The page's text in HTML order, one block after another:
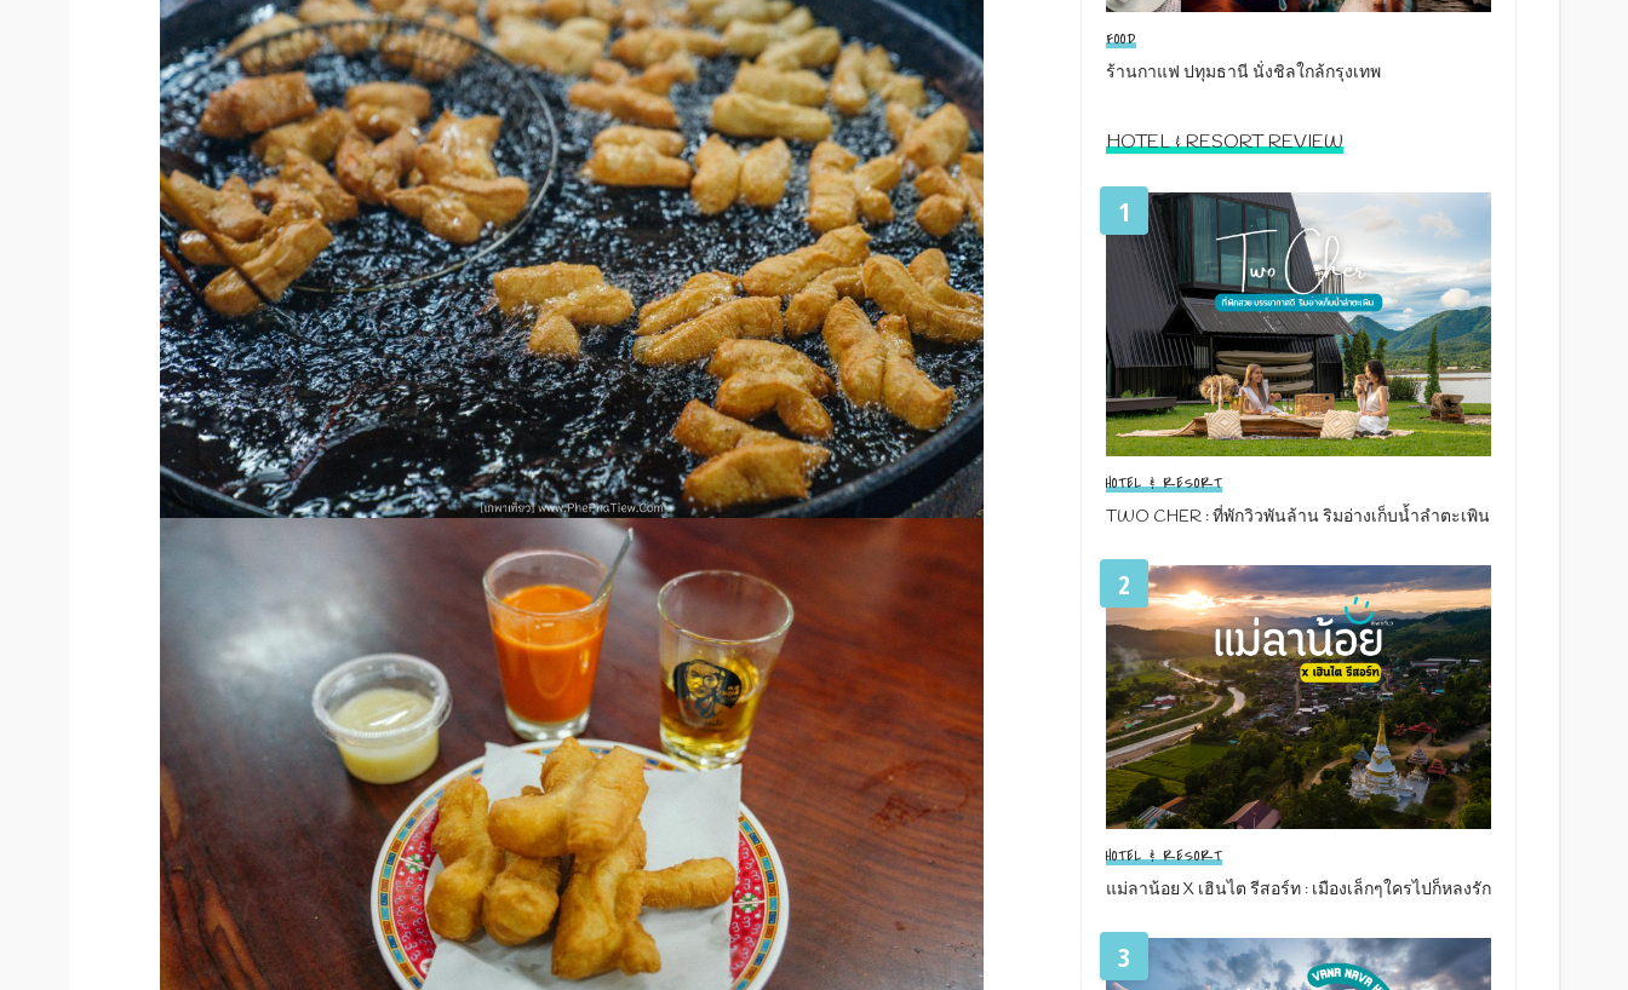
FOOD
ร้านกาแฟ ปทุมธานี นั่งชิลใกล้กรุงเทพ
HOTEL & RESORT REVIEW
1
HOTEL & RESORT
TWO CHER : ที่พักวิวพันล้าน ริมอ่างเก็บน้ำลำตะเพิน
2
HOTEL & RESORT
แม่ลาน้อย X เฮินไต รีสอร์ท : เมืองเล็กๆใครไปก็หลงรัก
3